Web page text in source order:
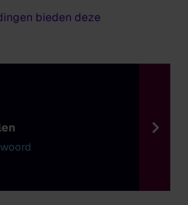
bieden deze